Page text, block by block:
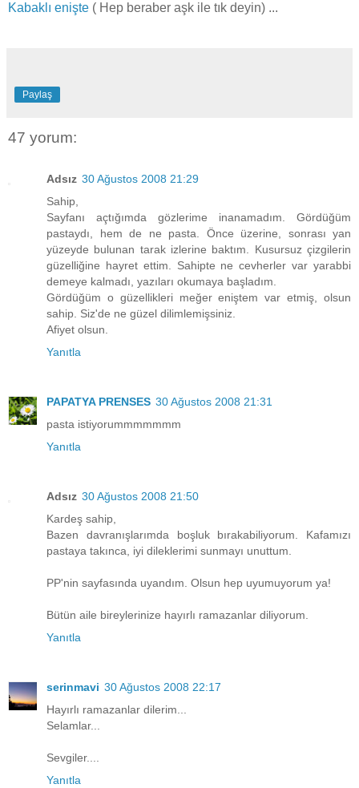
Kabaklı enişte ( Hep beraber aşk ile tık deyin) ...
Paylaş
47 yorum:
Adsız 30 Ağustos 2008 21:29
Sahip,
Sayfanı açtığımda gözlerime inanamadım. Gördüğüm
pastaydı, hem de ne pasta. Önce üzerine, sonrası yan
yüzeyde bulunan tarak izlerine baktım. Kusursuz çizgilerin
güzelliğine hayret ettim. Sahipte ne cevherler var yarabbi
demeye kalmadı, yazıları okumaya başladım.
Gördüğüm o güzellikleri meğer eniştem var etmiş, olsun
sahip. Siz'de ne güzel dilimlemişsiniz.
Afiyet olsun.
Yanıtla
PAPATYA PRENSES 30 Ağustos 2008 21:31
pasta istiyorummmmmmm
Yanıtla
Adsız 30 Ağustos 2008 21:50
Kardeş sahip,
Bazen davranışlarımda boşluk bırakabiliyorum. Kafamızı
pastaya takınca, iyi dileklerimi sunmayı unuttum.
PP'nin sayfasında uyandım. Olsun hep uyumuyorum ya!
Bütün aile bireylerinize hayırlı ramazanlar diliyorum.
Yanıtla
serinmavi 30 Ağustos 2008 22:17
Hayırlı ramazanlar dilerim...
Selamlar...
Sevgiler....
Yanıtla